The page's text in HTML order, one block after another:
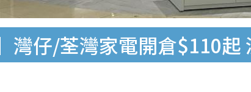
灣仔/荃灣家電開倉$110